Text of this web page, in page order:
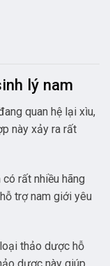
lý nam
quan hệ lại xìu,
này xảy ra rất
rất nhiều hãng
trợ nam giới yêu
thảo dược hỗ